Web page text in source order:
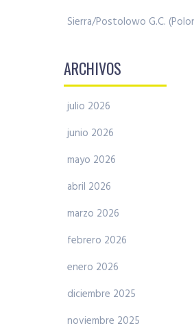
Sierra/Postolowo G.C.
ARCHIVOS
julio 2026
junio 2026
mayo 2026
abril 2026
marzo 2026
febrero 2026
enero 2026
diciembre 2025
noviembre 2025